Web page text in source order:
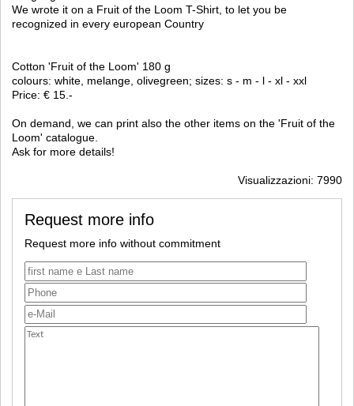
We wrote it on a Fruit of the Loom T-Shirt, to let you be
recognized in every european Country
Cotton 'Fruit of the Loom' 180 g
colours: white, melange, olivegreen; sizes: s - m - l - xl - xxl
Price: € 15.-
On demand, we can print also the other items on the 'Fruit of the
Loom' catalogue.
Ask for more details!
Visualizzazioni: 7990
Request more info
Request more info without commitment